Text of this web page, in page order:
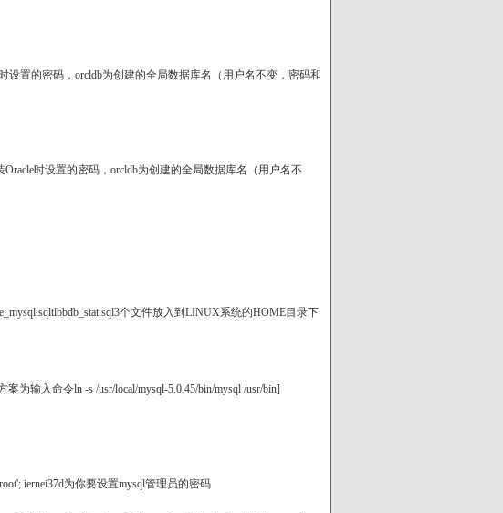
设置的密码，orcldb为创建的全局数据库名（用户名不变，密码和
时设置的密码，orcldb为创建的全局数据库名（用户名不
个文件放入到LINUX系统的HOME目录下
为输入命令ln -s /usr/local/mysql-5.0.45/bin/mysql /usr/bin]
iernei37d为你要设置mysql管理员的密码